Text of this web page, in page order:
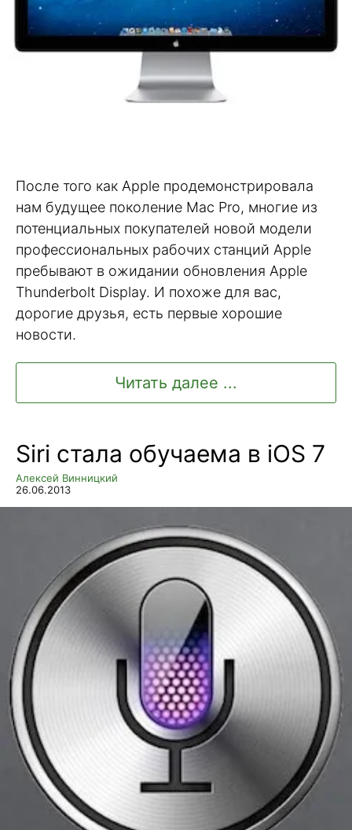
После того как Apple продемонстрировала
нам будущее поколение Mac Pro, многие из
потенциальных покупателей новой модели
профессиональных рабочих станций Apple
пребывают в ожидании обновления Apple
Thunderbolt Display. И похоже для вас,
дорогие друзья, есть первые хорошие
новости.
Читать далее ...
Siri стала обучаема в iOS 7
Алексей Винницкий
26.06.2013